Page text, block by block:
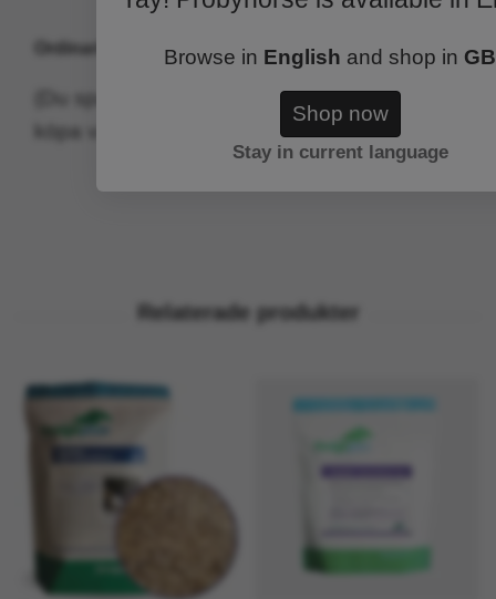
Ordinarie pris: 1185 kr - PAKETPRIS: 999 KR
(Du sparar 186 kr jämfört med om man skulle
köpa varorna för sig)
Browse in English and shop in
Shop now
Stay in current language